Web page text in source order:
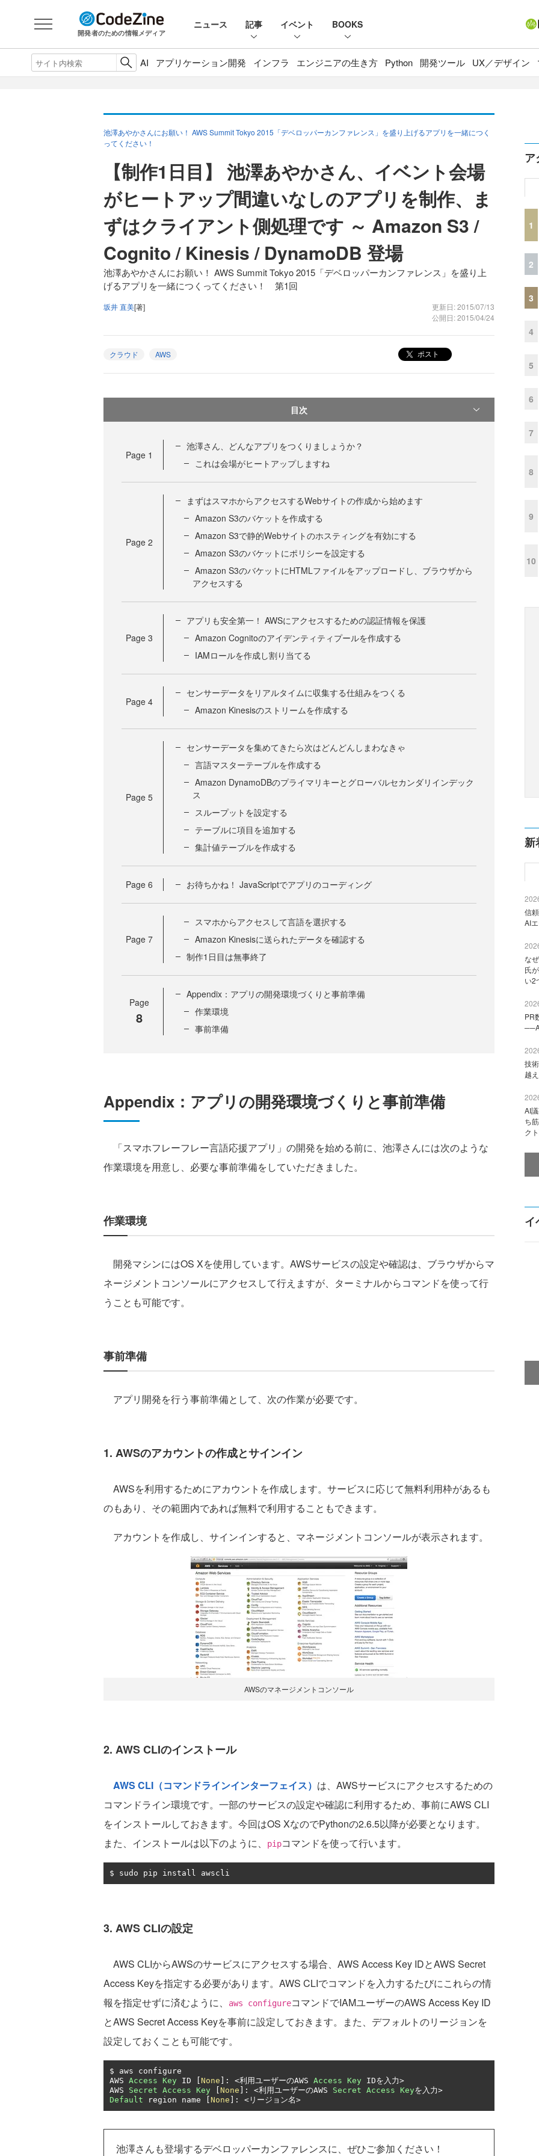
開発者のための情報メディア
ニュース 記事 イベント BOOKS
AI アプリケーション開発 インフラ エンジニアの生き方 Python 開発ツール UX／デザイン
池澤あやかさんにお願い！ AWS Summit Tokyo 2015「デベロッパーカンファレンス」を盛り上げるアプリを一緒につく
ってください！
【制作1日目】 池澤あやかさん、イベント会場
がヒートアップ間違いなしのアプリを制作、ま
ずはクライアント側処理です ～ Amazon S3 /
Cognito / Kinesis / DynamoDB 登場
池澤あやかさんにお願い！ AWS Summit Tokyo 2015「デベロッパーカンファレンス」を盛り上
げるアプリを一緒につくってください！ 第1回
坂井 直美[著]
更新日: 2015/07/13
公開日: 2015/04/24
クラウド AWS ポスト
目次
Page 1
池澤さん、どんなアプリをつくりましょうか？
これは会場がヒートアップしますね
Page 2
まずはスマホからアクセスするWebサイトの作成から始めます
Amazon S3のバケットを作成する
Amazon S3で静的Webサイトのホスティングを有効にする
Amazon S3のバケットにポリシーを設定する
Amazon S3のバケットにHTMLファイルをアップロードし、ブラウザから
アクセスする
Page 3
アプリも安全第一！ AWSにアクセスするための認証情報を保護
Amazon Cognitoのアイデンティティプールを作成する
IAMロールを作成し割り当てる
Page 4
センサーデータをリアルタイムに収集する仕組みをつくる
Amazon Kinesisのストリームを作成する
Page 5
センサーデータを集めてきたら次はどんどんしまわなきゃ
言語マスターテーブルを作成する
Amazon DynamoDBのプライマリキーとグローバルセカンダリインデック
ス
スループットを設定する
テーブルに項目を追加する
集計値テーブルを作成する
Page 6 お待ちかね！ JavaScriptでアプリのコーディング
Page 7
スマホからアクセスして言語を選択する
Amazon Kinesisに送られたデータを確認する
制作1日目は無事終了
Page
8
Appendix：アプリの開発環境づくりと事前準備
作業環境
事前準備
Appendix：アプリの開発環境づくりと事前準備
「スマホフレーフレー言語応援アプリ」の開発を始める前に、池澤さんには次のような
作業環境を用意し、必要な事前準備をしていただきました。
作業環境
開発マシンにはOS Xを使用しています。AWSサービスの設定や確認は、ブラウザからマ
ネージメントコンソールにアクセスして行えますが、ターミナルからコマンドを使って行
うことも可能です。
事前準備
アプリ開発を行う事前準備として、次の作業が必要です。
1. AWSのアカウントの作成とサインイン
AWSを利用するためにアカウントを作成します。サービスに応じて無料利用枠があるも
のもあり、その範囲内であれば無料で利用することもできます。
アカウントを作成し、サインインすると、マネージメントコンソールが表示されます。
AWSのマネージメントコンソール
2. AWS CLIのインストール
AWS CLI（コマンドラインインターフェイス） は、AWSサービスにアクセスするための
コマンドライン環境です。一部のサービスの設定や確認に利用するため、事前にAWS CLI
をインストールしておきます。今回はOS XなのでPythonの2.6.5以降が必要となります。
また、インストールは以下のように、
pipコマンドを使って行います。
$ sudo pip install awscli
3. AWS CLIの設定
AWS CLIからAWSのサービスにアクセスする場合、AWS Access Key IDとAWS Secret
Access Keyを指定する必要があります。AWS CLIでコマンドを入力するたびにこれらの情
報を指定せずに済むように、
aws configureコマンドでIAMユーザーのAWS Access Key ID
とAWS Secret Access Keyを事前に設定しておきます。また、デフォルトのリージョンを
設定しておくことも可能です。
$ aws configure
AWS Access Key ID None ]: <利用ユーザーのAWS Access Key IDを入力>
AWS Secret Access Key None ]: <利用ユーザーのAWS Secret Access Keyを入力>
Default region name None ]: <リージョン名>
池澤さんも登場するデベロッパーカンファレンスに、ぜひご参加ください！
ア
1
2
3
4
5
6
7
8
9
10
新
信
AI
な
氏
い2
PR
技
越
AI
ち
ク
イ